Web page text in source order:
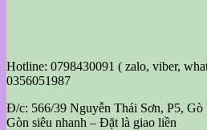
Hotline: 0798430091 ( zalo, viber,
0356051987
Đ/c: 566/39 Nguyễn Thái Sơn, P5,
Gòn siêu nhanh – Đặt là giao liền